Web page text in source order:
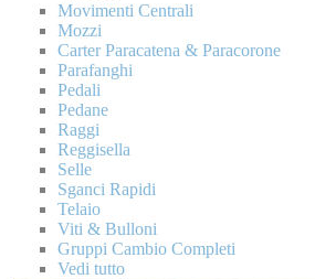
Movimenti Centrali
Mozzi
Carter Paracatena & Paracorone
Parafanghi
Pedali
Pedane
Raggi
Reggisella
Selle
Sganci Rapidi
Telaio
Viti & Bulloni
Gruppi Cambio Completi
Vedi tutto